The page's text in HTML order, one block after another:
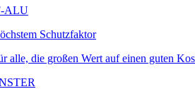
ALU
Schutzfaktor